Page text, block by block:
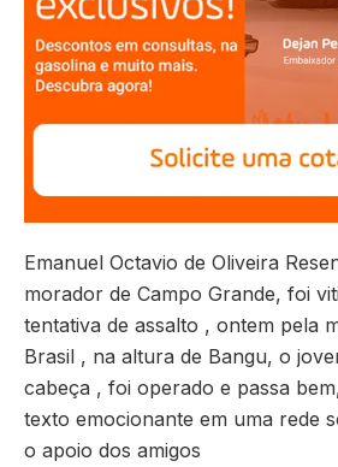
Emanuel Octavio de Oliveira
morador de Campo Grande, foi
tentativa de assalto , ontem pela
Brasil , na altura de Bangu, o
cabeça , foi operado e passa
texto emocionante em uma rede
o apoio dos amigos